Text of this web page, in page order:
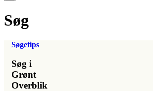
Søg
Søgetips
Søg i
Grønt
Overblik